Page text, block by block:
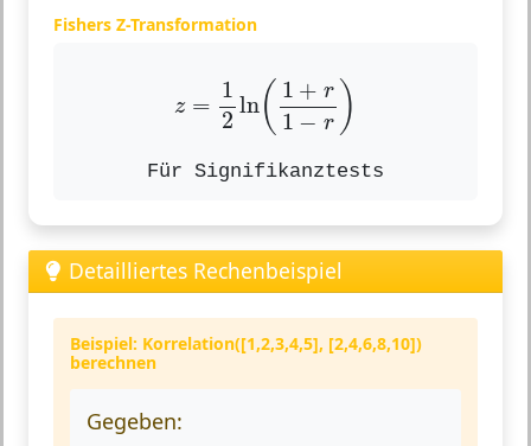
Fishers Z-Transformation
z =
1
2
ln( 1 + r
1 − r )
2 (1+ r −r
Für Signifikanztests
Detailliertes Rechenbeispiel
Beispiel: Korrelation([1,2,3,4,5], [2,4,6,8,10])
berechnen
Gegeben: